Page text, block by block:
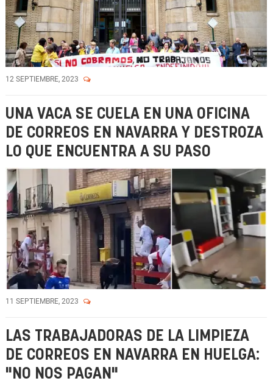
12 SEPTIEMBRE, 2023
UNA VACA SE CUELA EN UNA OFICINA
DE CORREOS EN NAVARRA Y DESTROZA
LO QUE ENCUENTRA A SU PASO
11 SEPTIEMBRE, 2023
LAS TRABAJADORAS DE LA LIMPIEZA
DE CORREOS EN NAVARRA EN HUELGA:
"NO NOS PAGAN"